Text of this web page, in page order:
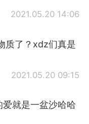
2021.05.20 14:06
质了？xdz们真是
2021.05.20 09:15
就是一盆沙哈哈